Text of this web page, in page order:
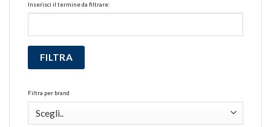
Inserisci il termine da filtrare:
Filtra per brand